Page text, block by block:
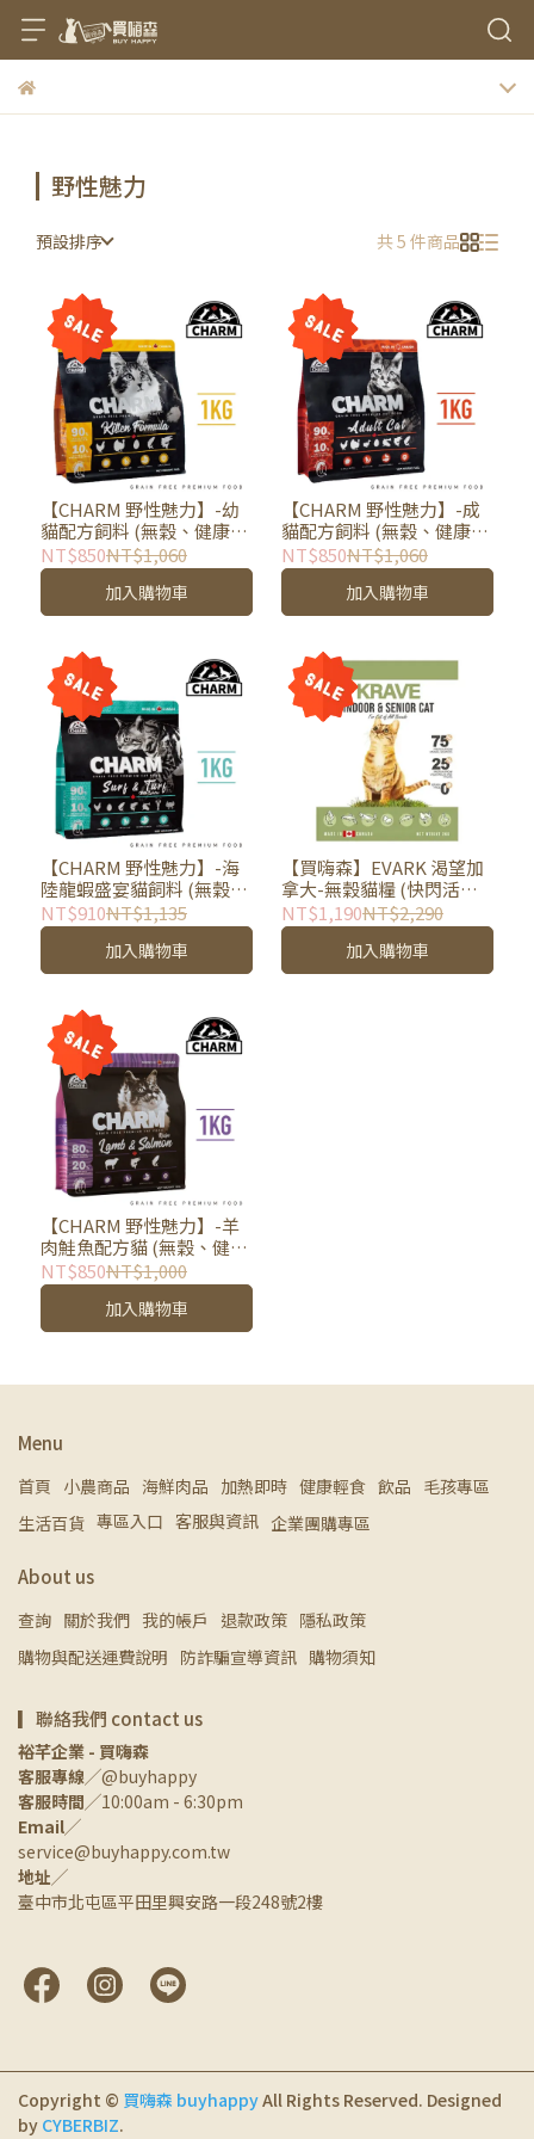
野性魅力
預設排序 共 5 件商品
【CHARM 野性魅力】-幼
貓配方飼料 (無穀、健康、
貓飼料)-免運
NT$850NT$1,060
加入購物車
【CHARM 野性魅力】-成
貓配方飼料 (無穀、健康、
貓飼料)
NT$850NT$1,060
加入購物車
【CHARM 野性魅力】-海
陸龍蝦盛宴貓飼料 (無穀、
健康、貓飼料)
NT$910NT$1,135
加入購物車
【買嗨森】EVARK 渴望加
拿大-無穀貓糧 (快閃活動
買1送1) 活動到6/19 23:59
NT$1,190NT$2,290
加入購物車
【CHARM 野性魅力】-羊
肉鮭魚配方貓 (無穀、健
康、貓飼料)
NT$850NT$1,000
加入購物車
Menu
首頁 小農商品 海鮮肉品 加熱即時 健康輕食 飲品 毛孩專區
生活百貨 專區入口 客服與資訊 企業團購專區
About us
查詢 關於我們 我的帳戶 退款政策 隱私政策
購物與配送運費說明 防詐騙宣導資訊 購物須知
▎聯絡我們 contact us
裕芊企業 - 買嗨森
客服專線╱@buyhappy
客服時間╱10:00am - 6:30pm
Email╱
service@buyhappy.com.tw
地址╱
臺中市北屯區平田里興安路一段248號2樓
Copyright © 買嗨森 buyhappyAll Rights Reserved. Designed
by CYBERBIZ.